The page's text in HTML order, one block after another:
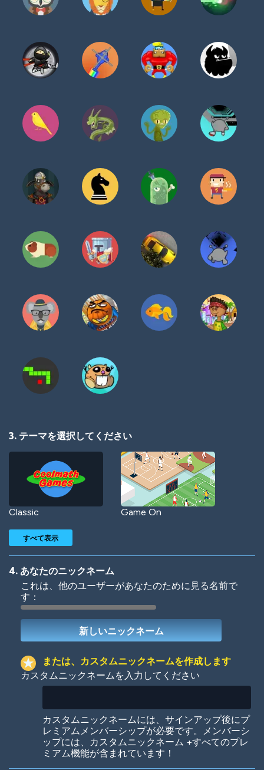
3. テーマを選択してください
Classic Game On
Woof
Colorful
すべて表示
4. あなたのニックネーム
これは、他のユーザーがあなたのために見る名前で
す：
または、カスタムニックネームを作成します
カスタムニックネームを入力してください
カスタムニックネームには、サインアップ後にプ
レミアムメンバーシップが必要です。メンバーシ
ップには、カスタムニックネーム +すべてのプレ
ミアム機能が含まれています！